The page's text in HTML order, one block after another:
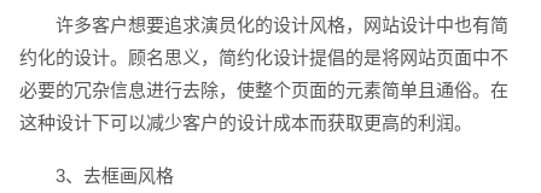
许多客户想要追求演员化的设计风格，网站设计中也有简
约化的设计。顾名思义，简约化设计提倡的是将网站页面中不
必要的冗杂信息进行去除，使整个页面的元素简单且通俗。在
这种设计下可以减少客户的设计成本而获取更高的利润。
3、去框画风格